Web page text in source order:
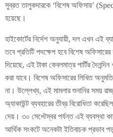
সুব্রত তালুকদারকে ‘বিশেষ অফিসার’
হয়েছে।
হাইকোর্টের নির্দেশ অনুযায়ী, দল এখন এই
তবে প্রতিটি পদক্ষেপ হবে বিশেষ
দিয়েছে, এই টাকা কেবলমাত্র পার্টির
করা যাবে। বিশেষ অফিসারের লিখিত
না। উল্লেখ্য, এই মামলার শুনানির সময়
অ্যাকাউন্ট ব্যবহারের তীব্র বিরোধিতা
দেয়। ৩০ সেপ্টেম্বর পর্যন্ত এই ব্যবস্থা
আর্থিক সংকটে অনেকটা ইতিবাচক প্রভাব